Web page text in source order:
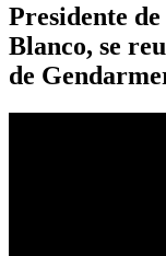
Presidente
Blanco, se
de